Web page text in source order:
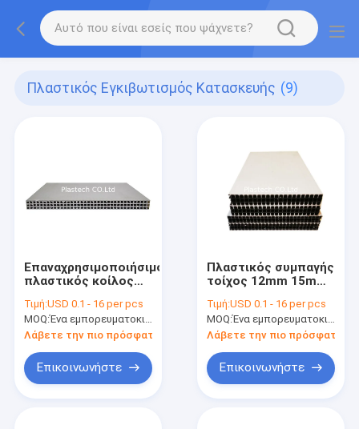
Πλαστικός Εγκιβωτισμός Κατασκευής (9)
Επαναχρησιμοποιήσιμος
πλαστικός κοίλος
Τιμή:USD 0.1 - 16 per pcs
MOQ:Ένα εμπορευματοκιβώτιο 20ft
Λάβετε την πιο πρόσφατη τιμή
Επικοινωνήστε
Πλαστικός συμπαγής
τοίχος 12mm 15mm
κατασκευής στηλών
Τιμή:USD 0.1 - 16 per pcs
MOQ:Ένα εμπορευματοκιβώτιο 20ft
Λάβετε την πιο πρόσφατη
Επικοινωνήστε